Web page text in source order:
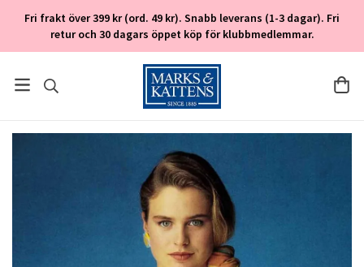
Fri frakt över 399 kr (ord. 49 kr). Snabb leverans (1-3 dagar). Fri
retur och 30 dagars öppet köp för klubbmedlemmar.